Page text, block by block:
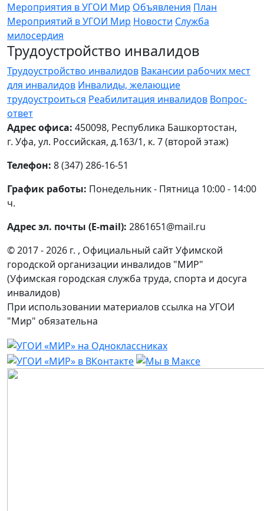
Мероприятия в УГОИ Мир Объявления План
Мероприятий в УГОИ Мир Новости Служба
милосердия
Трудоустройство инвалидов
Трудоустройство инвалидов Вакансии рабочих мест
для инвалидов Инвалиды, желающие
трудоустроиться Реабилитация инвалидов Вопрос-
ответ
Адрес офиса: 450098, Республика Башкортостан,
г. Уфа, ул. Российская, д.163/1, к. 7 (второй этаж)
Телефон: 8 (347) 286-16-51
График работы: Понедельник - Пятница 10:00 - 14:00
ч.
Адрес эл. почты (E-mail): 2861651@mail.ru
© 2017 - 2026 г. , Официальный сайт Уфимской
городской организации инвалидов "МИР"
(Уфимская городская служба труда, спорта и досуга
инвалидов)
При использовании материалов ссылка на УГОИ
"Мир" обязательна